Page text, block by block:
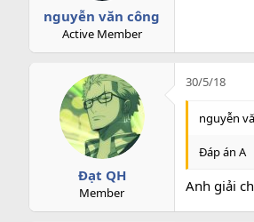
nguyễn văn công
Active Member
Đạt QH
Member
30/5/18
nguyễn
Đáp án A
Anh giải